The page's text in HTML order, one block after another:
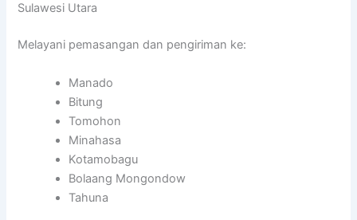
Sulawesi Utara
Melayani pemasangan dan pengiriman ke:
Manado
Bitung
Tomohon
Minahasa
Kotamobagu
Bolaang Mongondow
Tahuna